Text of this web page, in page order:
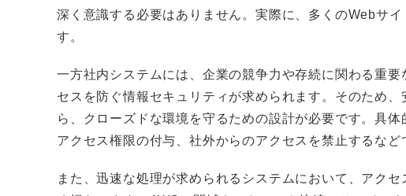
深く意識する必要はありません。実際に、多くのWebサ
す。
一方社内システムには、企業の競争力や存続に関わる重
セスを防ぐ情報セキュリティが求められます。そのため
ら、クローズドな環境を守るための設計が必要です。具
アクセス権限の付与、社外からのアクセスを禁止するなど
また、迅速な処理が求められるシステムにおいて、アク